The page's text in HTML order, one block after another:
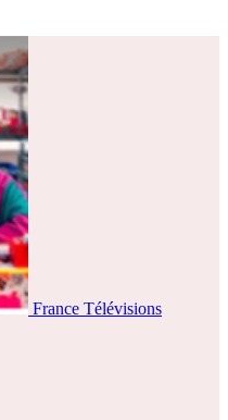
France Télévisions